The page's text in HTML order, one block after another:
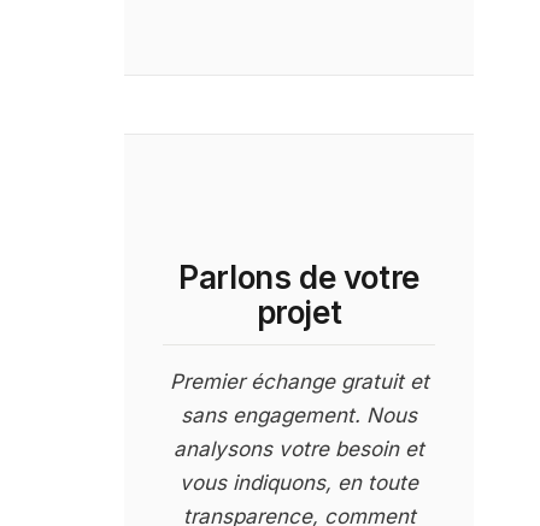
Parlons de votre
projet
Premier échange gratuit et
sans engagement. Nous
analysons votre besoin et
vous indiquons, en toute
transparence, comment